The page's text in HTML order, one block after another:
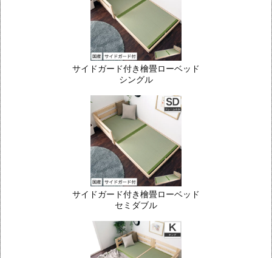
サイドガード付き檜畳ローベッド
シングル
サイドガード付き檜畳ローベッド
セミダブル